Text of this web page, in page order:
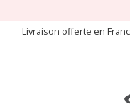
Livraison offerte en